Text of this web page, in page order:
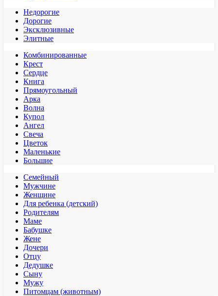
Недорогие
Дорогие
Эксклюзивные
Элитные
Комбинированные
Крест
Сердце
Книга
Прямоугольный
Арка
Волна
Купол
Ангел
Свеча
Цветок
Маленькие
Большие
Семейный
Мужчине
Женщине
Для ребенка (детский)
Родителям
Маме
Бабушке
Жене
Дочери
Отцу
Дедушке
Сыну
Мужу
Питомцам (животным)